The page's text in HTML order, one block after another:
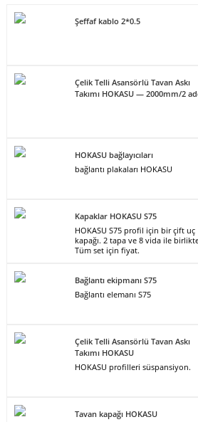
Şeffaf kablo 2*0.5
Çelik Telli Asansörlü Tavan Askı
Takımı HOKASU — 2000mm/2
HOKASU bağlayıcıları
bağlantı plakaları HOKASU
Kapaklar HOKASU S75
HOKASU S75 profil için bir çift uç
kapağı. 2 tapa ve 8 vida ile
Tüm set için fiyat.
Bağlantı ekipmanı S75
Bağlantı elemanı S75
Çelik Telli Asansörlü Tavan Askı
Takımı HOKASU
HOKASU profilleri süspansiyon.
Tavan kapağı HOKASU